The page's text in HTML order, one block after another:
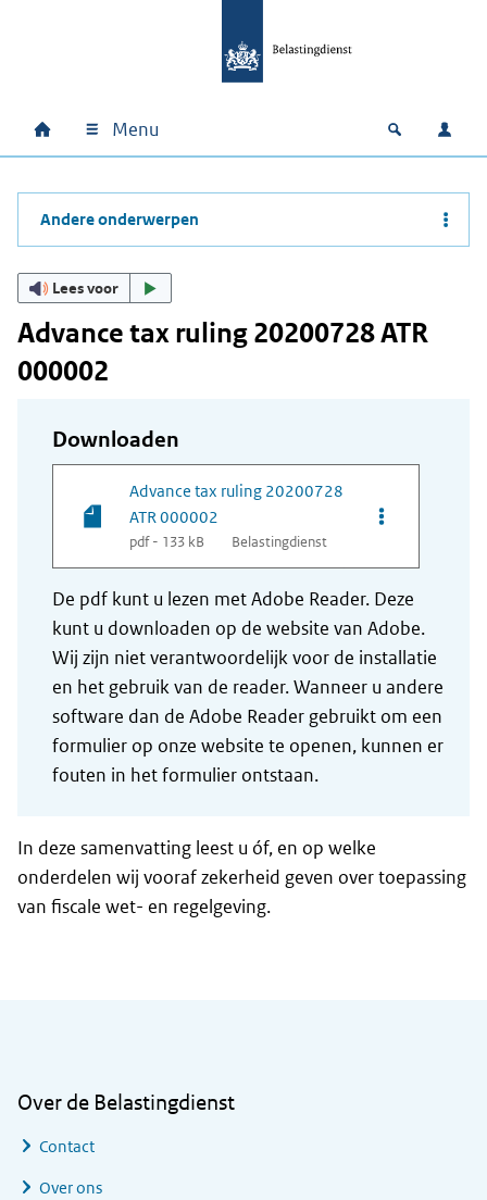
Hoofdnavigatie
Home Menu Open
Andere onderwerpen
Lees voor
Advance tax ruling 20200728 ATR
000002
Downloaden
Advance tax ruling 20200728
ATR 000002
pdf - 133 kB Belastingdienst
Opties van
De pdf kunt u lezen met Adobe Reader. Deze
kunt u downloaden op de website van Adobe.
Wij zijn niet verantwoordelijk voor de installatie
en het gebruik van de reader. Wanneer u andere
software dan de Adobe Reader gebruikt om een
formulier op onze website te openen, kunnen er
fouten in het formulier ontstaan.
In deze samenvatting leest u óf, en op welke
onderdelen wij vooraf zekerheid geven over toepassing
van fiscale wet- en regelgeving.
Over de Belastingdienst
Contact
Over ons